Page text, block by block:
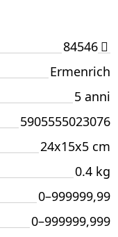
84546
Ermenrich
5 anni
5905555023076
24x15x5 cm
0.4 kg
0–999999,99
0–999999,999